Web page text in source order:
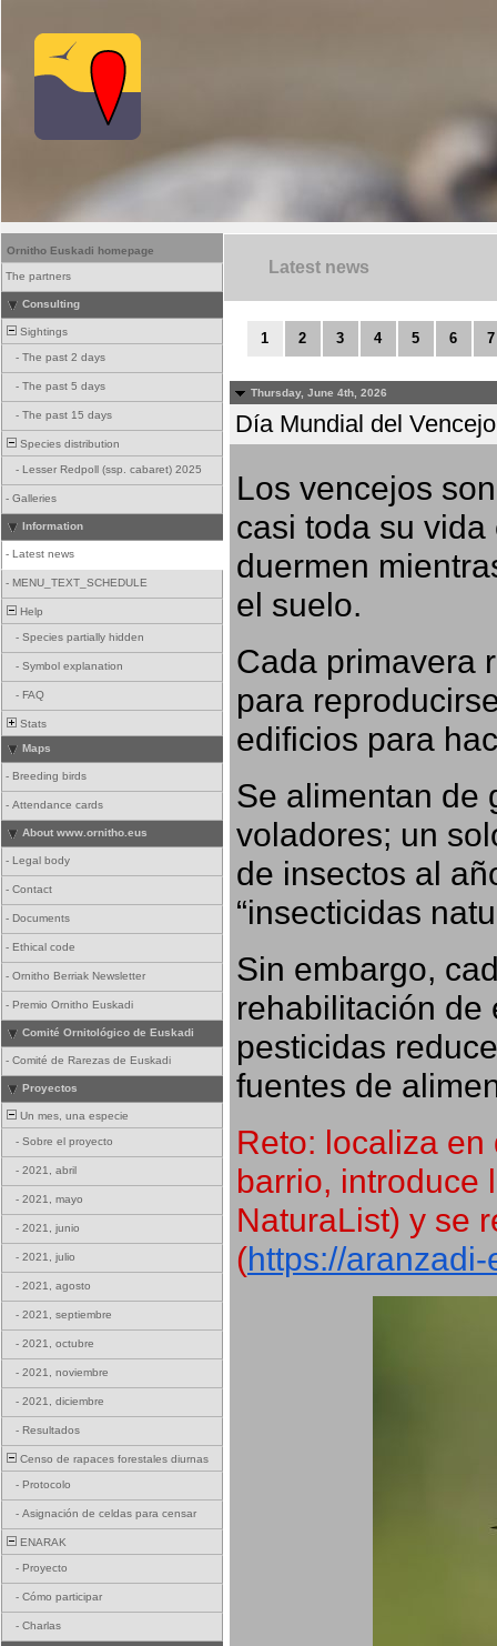
Ornitho Euskadi homepage
The partners
Consulting
Sightings
- The past 2 days
- The past 5 days
- The past 15 days
Species distribution
- Lesser Redpoll (ssp. cabaret) 2025
- Galleries
Information
- Latest news
- MENU_TEXT_SCHEDULE
Help
- Species partially hidden
- Symbol explanation
- FAQ
Stats
Maps
- Breeding birds
- Attendance cards
About www.ornitho.eus
- Legal body
- Contact
- Documents
- Ethical code
- Ornitho Berriak Newsletter
- Premio Ornitho Euskadi
Comité Ornitológico de Euskadi
- Comité de Rarezas de Euskadi
Proyectos
Un mes, una especie
- Sobre el proyecto
- 2021, abril
- 2021, mayo
- 2021, junio
- 2021, julio
- 2021, agosto
- 2021, septiembre
- 2021, octubre
- 2021, noviembre
- 2021, diciembre
- Resultados
Censo de rapaces forestales diurnas
- Protocolo
- Asignación de celdas para censar
ENARAK
- Proyecto
- Cómo participar
- Charlas
Latest news
1 2 3 4 5 6 7
Thursday, June 4th, 2026
Día Mundial del
Los vencejos
casi toda su
duermen
el suelo.
Cada primavera
para
edificios para
Se alimentan de
voladores; un
de insectos al
“insecticidas
Sin embargo,
rehabilitación de
pesticidas
fuentes de
Reto: localiza
barrio, introduce
NaturaList) y se
(https://